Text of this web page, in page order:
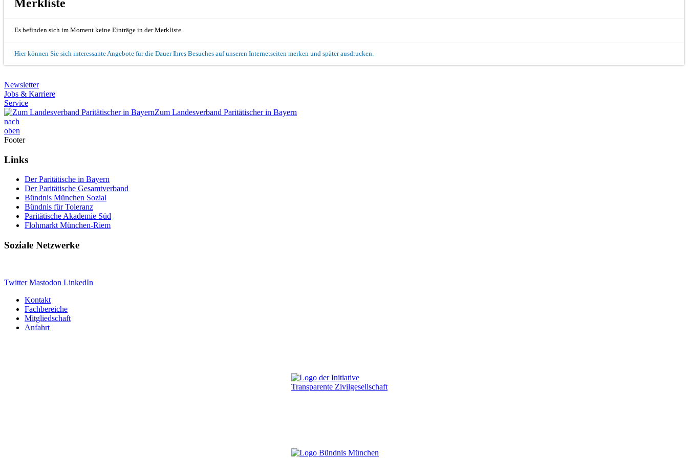
Merkliste
Es befinden sich im Moment keine Einträge in der Merkliste.
Hier können Sie sich interessante Angebote für die Dauer Ihres Besuches auf unseren Internetseiten merken und später ausdrucken.
Newsletter
Jobs & Karriere
Service
Zum Landesverband Paritätischer in Bayern
nach
oben
Footer
Links
Der Paritätische in Bayern
Der Paritätische Gesamtverband
Bündnis München Sozial
Bündnis für Toleranz
Paritätische Akademie Süd
Flohmarkt München-Riem
Soziale Netzwerke
Twitter Mastodon LinkedIn
Kontakt
Fachbereiche
Mitgliedschaft
Anfahrt